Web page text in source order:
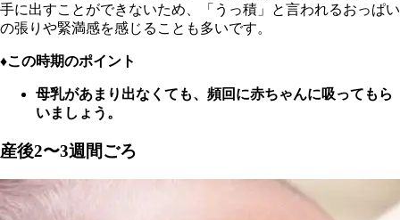
手に出すことができないため、「うっ積」と言われるおっぱい
の張りや緊満感を感じることも多いです。
♦︎この時期のポイント
母乳があまり出なくても、頻回に赤ちゃんに吸ってもら
いましょう。
産後2〜3週間ごろ